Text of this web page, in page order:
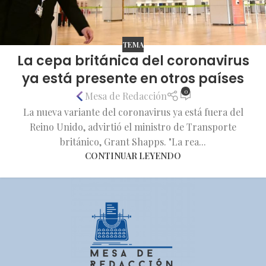
TEMA
La cepa británica del coronavirus
ya está presente en otros países
Mesa de Redacción 0
La nueva variante del coronavirus ya está fuera del
Reino Unido, advirtió el ministro de Transporte
británico, Grant Shapps. "La rea...
CONTINUAR LEYENDO